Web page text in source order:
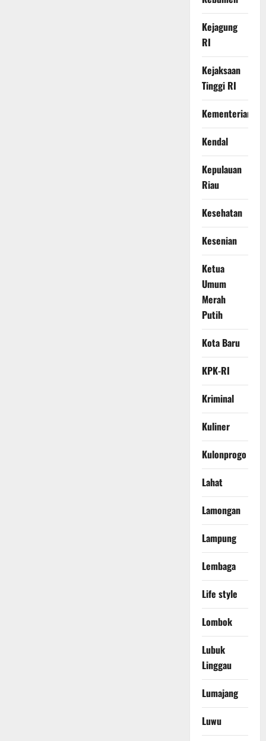
Kejagung
RI
Kejaksaan
Tinggi RI
Kementerian
Kendal
Kepulauan
Riau
Kesehatan
Kesenian
Ketua
Umum
Merah
Putih
Kota Baru
KPK-RI
Kriminal
Kuliner
Kulonprogo
Lahat
Lamongan
Lampung
Lembaga
Life style
Lombok
Lubuk
Linggau
Lumajang
Luwu